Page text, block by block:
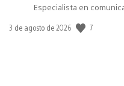
Especialista en
Fecha
3 de agosto de 2026 7